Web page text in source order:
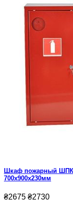
Шкаф пожарный ШПК-
700х900х230мм
₴2675 ₴2730